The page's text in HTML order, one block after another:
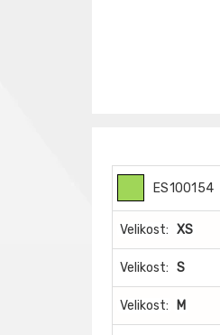
ES100154
Velikost: XS
Velikost: S
Velikost: M